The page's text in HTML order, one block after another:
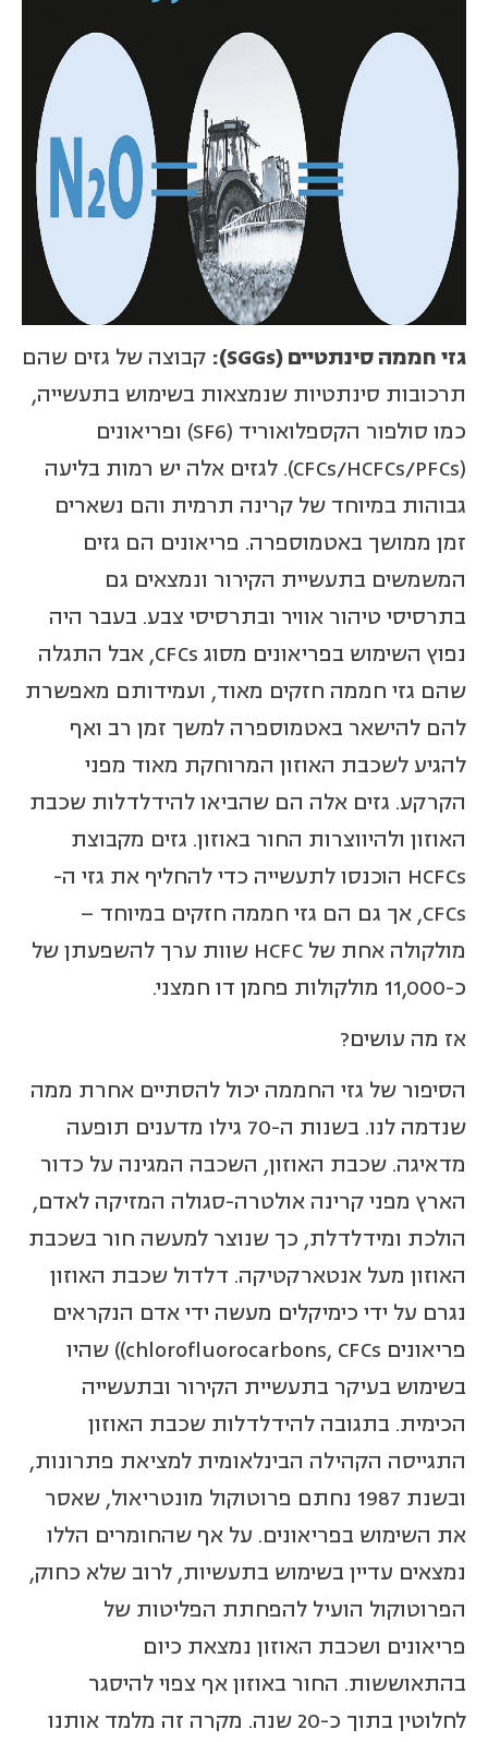
גזי חממה סינתטיים (SGGs
): קבוצה של גזים שהם
תרכובות סינתטיות שנמצאות בשימוש בתעשייה,
כמו סולפור הקספלואוריד (SF6) ופריאונים
(CFCs/HCFCs/PFCs). לגזים אלה יש רמות בליעה
גבוהות במיוחד של קרינה תרמית והם נשארים
זמן ממושך באטמוספרה. פריאונים הם גזים
המשמשים בתעשיית הקירור ונמצאים גם
בתרסיסי טיהור אוויר ובתרסיסי צבע. בעבר היה
נפוץ השימוש בפריאונים מסוג CFCs, אבל התגלה
שהם גזי חממה חזקים מאוד, ועמידותם מאפשרת
להם להישאר באטמוספרה למשך זמן רב ואף
להגיע לשכבת האוזון המרוחקת מאוד מפני
הקרקע. גזים אלה הם שהביאו להידלדלות שכבת
האוזון ולהיווצרות החור באוזון. גזים מקבוצת
HCFCs הוכנסו לתעשייה כדי להחליף את גזי ה-
CFCs, אך גם הם גזי חממה חזקים במיוחד –
מולקולה אחת של HCFC שוות ערך להשפעתן של
כ-11,000 מולקולות פחמן דו חמצני.
אז מה עושים?
הסיפור של גזי החממה יכול להסתיים אחרת ממה
שנדמה לנו. בשנות ה-70 גילו מדענים תופעה
מדאיגה. שכבת האוזון, השכבה המגינה על כדור
הארץ מפני קרינה אולטרה-סגולה המזיקה לאדם,
הולכת ומידלדלת, כך שנוצר למעשה חור בשכבת
האוזון מעל אנטארקטיקה. דלדול שכבת האוזון
נגרם על ידי כימיקלים מעשה ידי אדם הנקראים
פריאונים chlorofluorocarbons, CFCs)) שהיו
בשימוש בעיקר בתעשיית הקירור ובתעשייה
הכימית. בתגובה להידלדלות שכבת האוזון
התגייסה הקהילה הבינלאומית למציאת פתרונות,
ובשנת 1987 נחתם פרוטוקול מונטריאול, שאסר
את השימוש בפריאונים. על אף שהחומרים הללו
נמצאים עדיין בשימוש בתעשיות, לרוב שלא כחוק,
הפרוטוקול הועיל להפחתת הפליטות של
פריאונים ושכבת האוזון נמצאת כיום
בהתאוששות. החור באוזון אף צפוי להיסגר
לחלוטין בתוך כ-20 שנה. מקרה זה מלמד אותנו